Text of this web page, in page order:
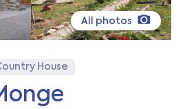
All photos
House